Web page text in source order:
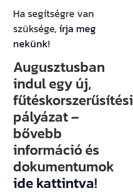
Ha segítségre van
szüksége, írja meg
nekünk!
Augusztusban
indul egy új,
fűtéskorszerűsítési
pályázat –
bővebb
információ és
dokumentumok
ide kattintva!